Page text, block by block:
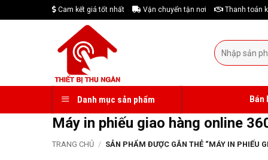
to
Cam kết giá tốt nhất Vận chuyển tận nơi Thanh toán
Tìm
kiếm:
Danh mục sản phẩm
Máy in phiếu giao hàng online
TRANG CHỦ / SẢN PHẨM ĐƯỢC GẮN THẺ “MÁY IN PHIẾU